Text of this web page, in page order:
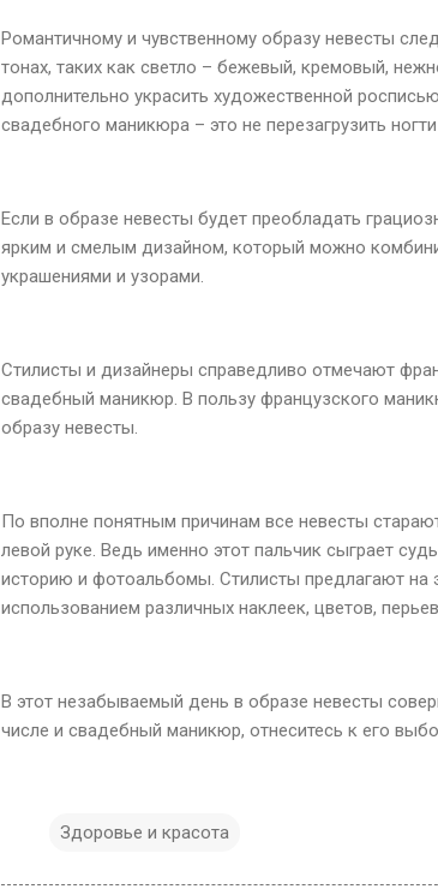
Романтичному и чувственному образу невесты
тонах, таких как светло – бежевый, кремовый,
дополнительно украсить художественной
свадебного маникюра – это не перезагрузить
Если в образе невесты будет преобладать
ярким и смелым дизайном, который можно
украшениями и узорами.
Стилисты и дизайнеры справедливо отмечают
свадебный маникюр. В пользу французского
образу невесты.
По вполне понятным причинам все невесты
левой руке. Ведь именно этот пальчик сыграет
историю и фотоальбомы. Стилисты предлагают на
использованием различных наклеек, цветов,
В этот незабываемый день в образе невесты
числе и свадебный маникюр, отнеситесь к его
Здоровье и красота